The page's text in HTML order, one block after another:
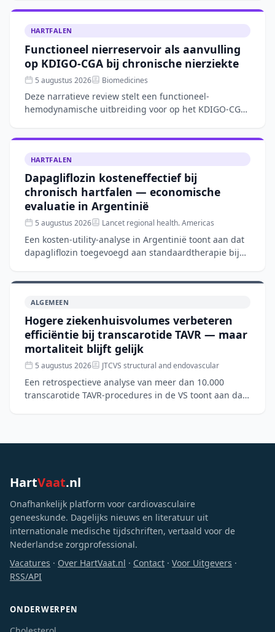
albumine e
HARTFALEN
Functioneel nierreservoir als aanvulling
op KDIGO-CGA bij chronische nierziekte
5 augustus 2026 Biomedicines
Deze narratieve review stelt een functioneel-
hemodynamische uitbreiding voor op het KDIGO-CGA-
nierfunctiereserve (RFR), bl
HARTFALEN
Dapagliflozin kosteneffectief bij
chronisch hartfalen — economische
evaluatie in Argentinië
5 augustus 2026 Lancet regional health. Americas
Een kosten-utility-analyse in Argentinië toont aan dat
dapagliflozin toegevoegd aan standaardtherapie bij
ALGEMEEN
Hogere ziekenhuisvolumes verbeteren
efficiëntie bij transcarotide TAVR — maar
mortaliteit blijft gelijk
5 augustus 2026 JTCVS structural and endovascular
Een retrospectieve analyse van meer dan 10.000
transcarotide TAVR-procedures in de VS toont aan dat
HartVaat.nl
Onafhankelijk platform voor cardiovasculaire
geneeskunde. Dagelijks nieuws en literatuur uit
internationale medische tijdschriften, vertaald voor de
Nederlandse zorgprofessional.
Vacatures · Over HartVaat.nl · Contact · Voor Uitgevers ·
RSS/API
ONDERWERPEN